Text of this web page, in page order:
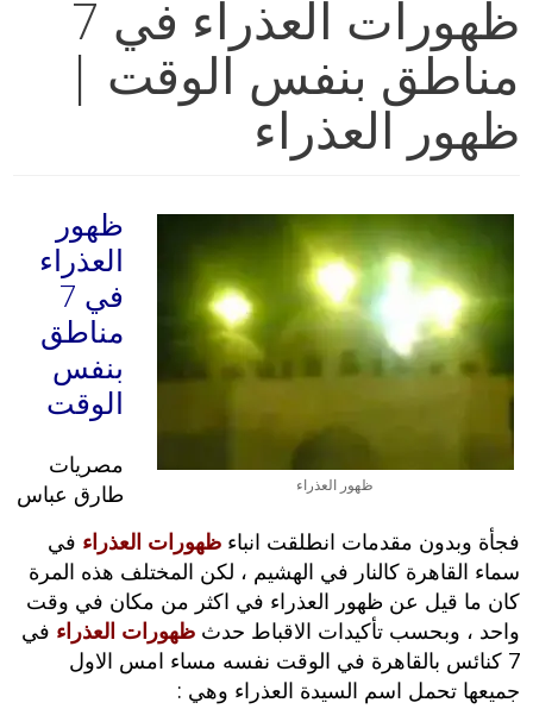
ظهورات العذراء في 7
مناطق بنفس الوقت |
ظهور العذراء
ظهور العذراء
ظهور
العذراء
في 7
مناطق
بنفس
الوقت
مصريات
طارق عباس
فجأة وبدون مقدمات انطلقت انباءظهورات العذراء في
سماء القاهرة كالنار في الهشيم ، لكن المختلف هذه المرة
كان ما قيل عن ظهور العذراء في اكثر من مكان في وقت
واحد ، وبحسب تأكيدات الاقباط حدثظهورات العذراء في
7 كنائس بالقاهرة في الوقت نفسه مساء امس الاول
جميعها تحمل اسم السيدة العذراء وهي :